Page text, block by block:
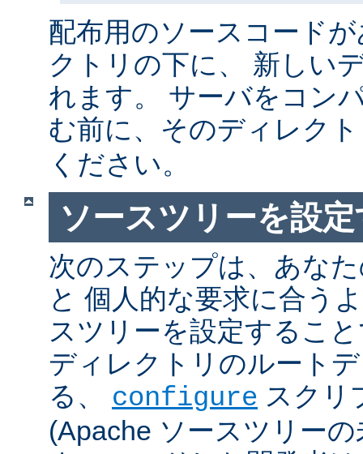
配布用のソースコード
クトリの下に、 新しい
れます。 サーバをコン
む前に、そのディレク
ください。
ソースツリーを設
次のステップは、あな
と 個人的な要求に合う
スツリーを設定するこ
ディレクトリのルート
る、 configure スクリ
(Apache ソースツリー